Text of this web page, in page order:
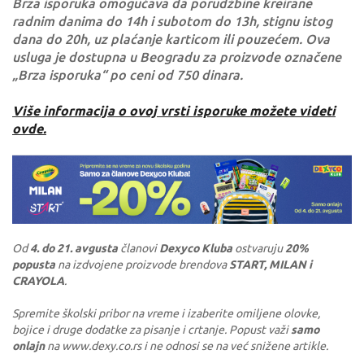
Brza isporuka omogućava da porudžbine kreirane
radnim danima do 14h i subotom do 13h, stignu istog
dana do 20h, uz plaćanje karticom ili pouzećem. Ova
usluga je dostupna u Beogradu za proizvode označene
„Brza isporuka“ po ceni od 750 dinara.
Više informacija o ovoj vrsti isporuke možete videti
ovde.
Od4. do 21. avgusta članoviDexyco Kluba ostvaruju20%
popusta na izdvojene proizvode brendovaSTART, MILAN i
CRAYOLA.
Spremite školski pribor na vreme i izaberite omiljene olovke,
bojice i druge dodatke za pisanje i crtanje. Popust važisamo
onlajnna www.dexy.co.rs i ne odnosi se na već snižene artikle.